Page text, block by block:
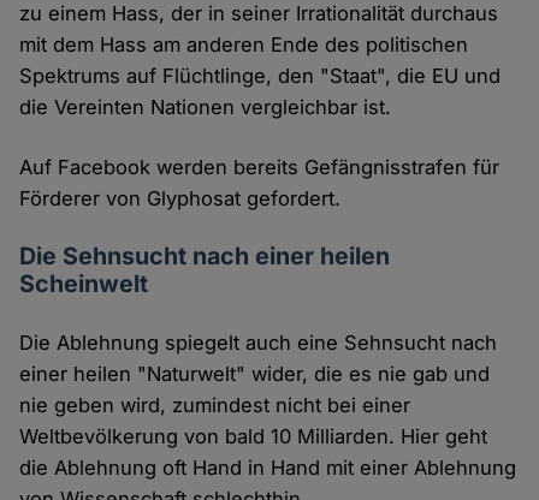
zu einem Hass, der in seiner Irrationalität durchaus
mit dem Hass am anderen Ende des politischen
Spektrums auf Flüchtlinge, den "Staat", die EU und
die Vereinten Nationen vergleichbar ist.
Auf Facebook werden bereits Gefängnisstrafen für
Förderer von Glyphosat gefordert.
Die Sehnsucht nach einer heilen
Scheinwelt
Die Ablehnung spiegelt auch eine Sehnsucht nach
einer heilen "Naturwelt" wider, die es nie gab und
nie geben wird, zumindest nicht bei einer
Weltbevölkerung von bald 10 Milliarden. Hier geht
die Ablehnung oft Hand in Hand mit einer Ablehnung